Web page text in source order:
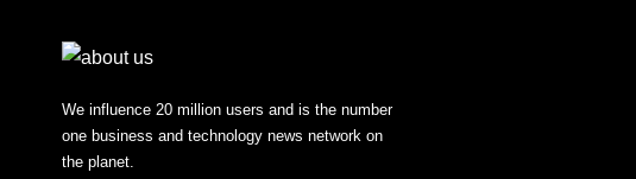
We influence 20 million users and is the number
one business and technology news network on
the planet.